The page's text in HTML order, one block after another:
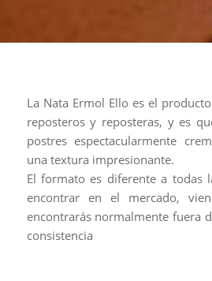
La Nata Ermol Ello es el
reposteros y reposteras, y es
postres espectacularmente
una textura impresionante.
El formato es diferente a todas
encontrar en el mercado,
encontrarás normalmente fuera
consistencia